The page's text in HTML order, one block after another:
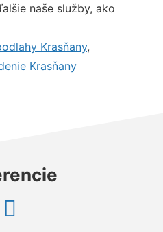
naše služby, ako
Krasňany,
Krasňany